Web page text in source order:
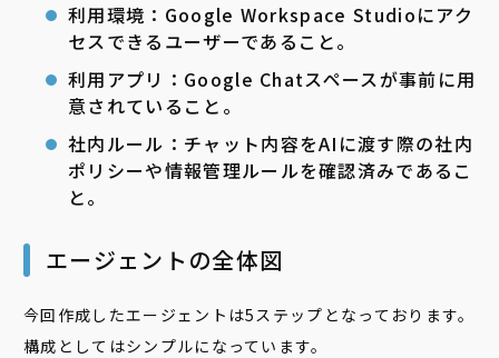
利用環境：Google Workspace Studioにアク
セスできるユーザーであること。
利用アプリ：Google Chatスペースが事前に用
意されていること。
社内ルール：チャット内容をAIに渡す際の社内
ポリシーや情報管理ルールを確認済みであるこ
と。
エージェントの全体図
今回作成したエージェントは5ステップとなっております。
構成としてはシンプルになっています。